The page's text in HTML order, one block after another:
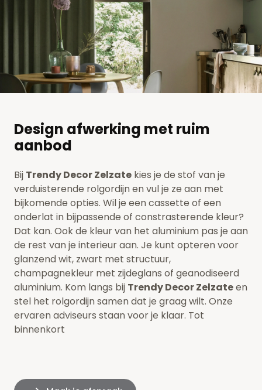
Design afwerking met ruim
aanbod
Bij Trendy Decor Zelzate kies je de stof van je
verduisterende rolgordijn en vul je ze aan met
bijkomende opties. Wil je een cassette of een
onderlat in bijpassende of constrasterende kleur?
Dat kan. Ook de kleur van het aluminium pas je aan
de rest van je interieur aan. Je kunt opteren voor
glanzend wit, zwart met structuur,
champagnekleur met zijdeglans of geanodiseerd
aluminium. Kom langs bij Trendy Decor Zelzateen
stel het rolgordijn samen dat je graag wilt. Onze
ervaren adviseurs staan voor je klaar. Tot
binnenkort